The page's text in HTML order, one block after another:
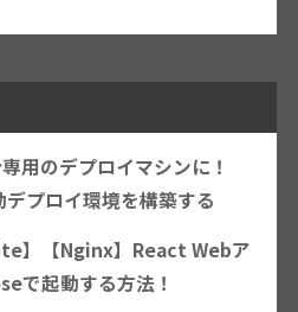
用のデプロイマシンに！
プロイ環境を構築する
】【Nginx】React Webア
で起動する方法！